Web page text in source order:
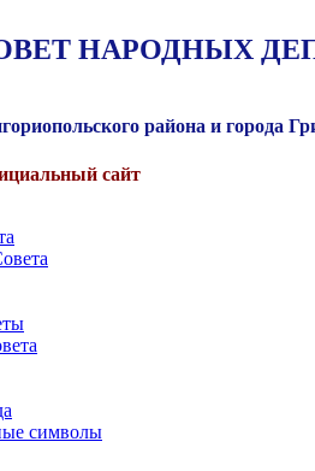
НАРОДНЫХ
района и города
сайт
символы